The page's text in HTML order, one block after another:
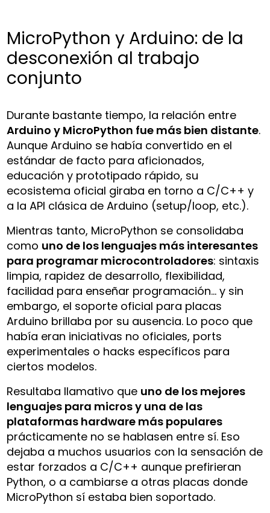
MicroPython y Arduino: de la
desconexión al trabajo
conjunto
Durante bastante tiempo, la relación entre
Arduino y MicroPython fue más bien distante.
Aunque Arduino se había convertido en el
estándar de facto para aficionados,
educación y prototipado rápido, su
ecosistema oficial giraba en torno a C/C++ y
a la API clásica de Arduino (setup/loop, etc.).
Mientras tanto, MicroPython se consolidaba
como uno de los lenguajes más interesantes
para programar microcontroladores: sintaxis
limpia, rapidez de desarrollo, flexibilidad,
facilidad para enseñar programación… y sin
embargo, el soporte oficial para placas
Arduino brillaba por su ausencia. Lo poco que
había eran iniciativas no oficiales, ports
experimentales o hacks específicos para
ciertos modelos.
Resultaba llamativo que uno de los mejores
lenguajes para micros y una de las
plataformas hardware más populares
prácticamente no se hablasen entre sí. Eso
dejaba a muchos usuarios con la sensación de
estar forzados a C/C++ aunque prefirieran
Python, o a cambiarse a otras placas donde
MicroPython sí estaba bien soportado.